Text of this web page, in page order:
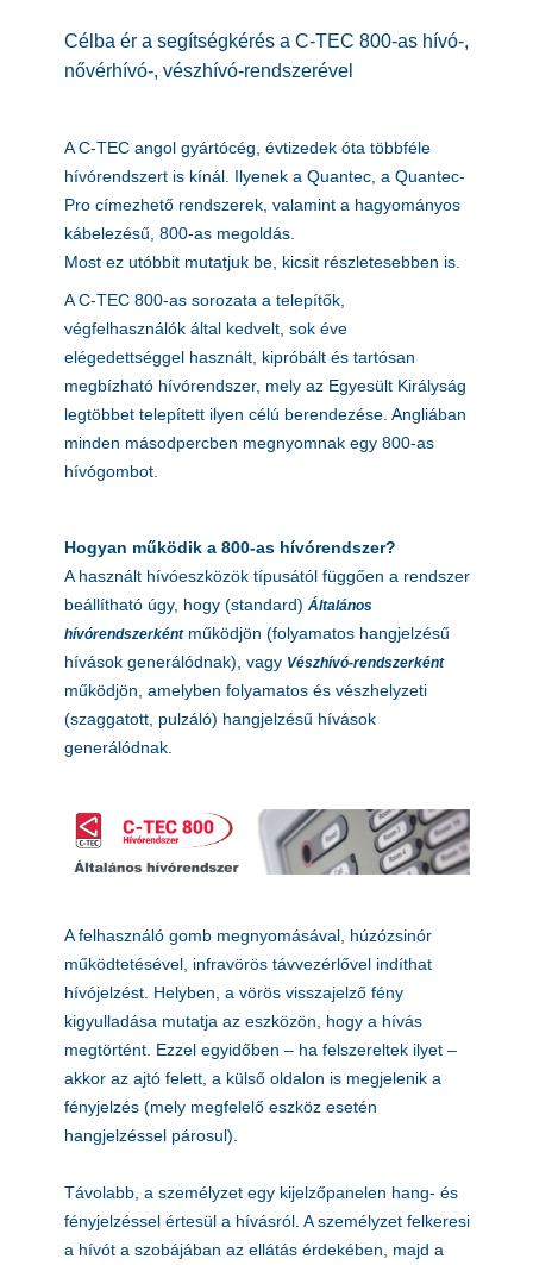
Célba ér a segítségkérés a C-TEC 800-as hívó-,
nővérhívó-, vészhívó-rendszerével
A C-TEC angol gyártócég, évtizedek óta többféle
hívórendszert is kínál. Ilyenek a Quantec, a Quantec-
Pro címezhető rendszerek, valamint a hagyományos
kábelezésű, 800-as megoldás.
Most ez utóbbit mutatjuk be, kicsit részletesebben is.
A C-TEC 800-as sorozata a telepítők,
végfelhasználók által kedvelt, sok éve
elégedettséggel használt, kipróbált és tartósan
megbízható hívórendszer, mely az Egyesült Királyság
legtöbbet telepített ilyen célú berendezése. Angliában
minden másodpercben megnyomnak egy 800-as
hívógombot.
Hogyan működik a 800-as hívórendszer?
A használt hívóeszközök típusától függően a rendszer
beállítható úgy, hogy (standard) Általános
hívórendszerkéntműködjön (folyamatos hangjelzésű
hívások generálódnak), vagy Vészhívó-rendszerként
működjön, amelyben folyamatos és vészhelyzeti
(szaggatott, pulzáló) hangjelzésű hívások
generálódnak.
A felhasználó gomb megnyomásával, húzózsinór
működtetésével, infravörös távvezérlővel indíthat
hívójelzést. Helyben, a vörös visszajelző fény
kigyulladása mutatja az eszközön, hogy a hívás
megtörtént. Ezzel egyidőben – ha felszereltek ilyet –
akkor az ajtó felett, a külső oldalon is megjelenik a
fényjelzés (mely megfelelő eszköz esetén
hangjelzéssel párosul).
Távolabb, a személyzet egy kijelzőpanelen hang- és
fényjelzéssel értesül a hívásról. A személyzet felkeresi
a hívót a szobájában az ellátás érdekében, majd a